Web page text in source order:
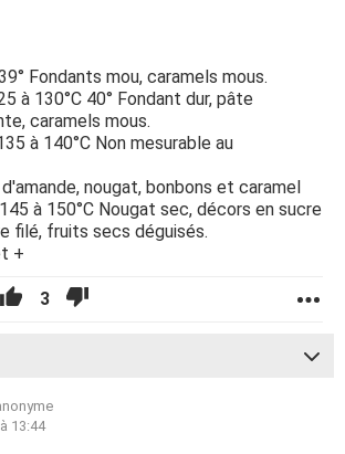
Fondants mou, caramels mous.
à 130°C 40° Fondant dur, pâte
caramels mous.
à 140°C Non mesurable au
nougat, bonbons et caramel
à 150°C Nougat sec, décors en sucre
filé, fruits secs déguisés.
+
3
13:44